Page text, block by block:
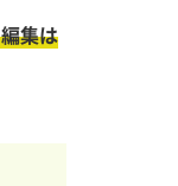
集は